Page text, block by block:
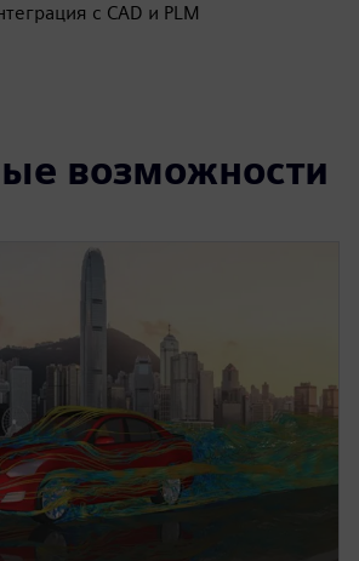
с CAD и PLM
возможности